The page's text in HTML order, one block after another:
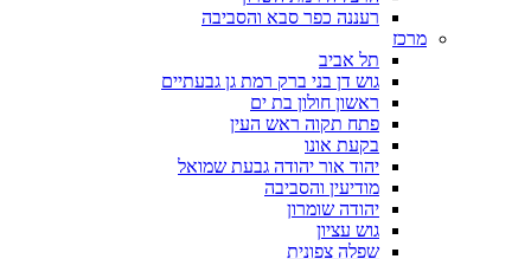
רעננה כפר סבא והסביבה
מרכז
תל אביב
גוש דן בני ברק רמת גן גבעתיים
ראשון חולון בת ים
פתח תקוה ראש העין
בקעת אונו
יהוד אור יהודה גבעת שמואל
מודיעין והסביבה
יהודה שומרון
גוש עציון
שפלה צפונית